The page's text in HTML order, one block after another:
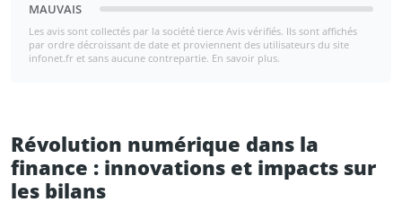
MAUVAIS
Les avis sont collectés par la société tierce Avis vérifiés. Ils sont affichés
par ordre décroissant de date et proviennent des utilisateurs du site
infonet.fr et sans aucune contrepartie. En savoir plus.
Révolution numérique dans la
finance : innovations et impacts sur
les bilans